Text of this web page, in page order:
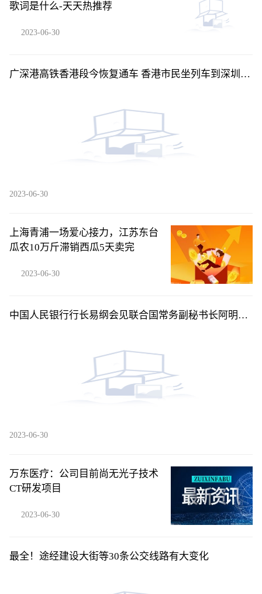
歌词是什么-天天热推荐
2023-06-30
广深港高铁香港段今恢复通车 香港市民坐列车到深圳喝
2023-06-30
上海青浦一场爱心接力，江苏东台
瓜农10万斤滞销西瓜5天卖完
2023-06-30
中国人民银行行长易纲会见联合国常务副秘书长阿明娜·
2023-06-30
万东医疗：公司目前尚无光子技术
CT研发项目
2023-06-30
最全！途经建设大街等30条公交线路有大变化